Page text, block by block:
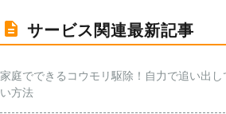
サービス関連最新記事
家庭でできるコウモリ駆除！自力で追い出
い方法